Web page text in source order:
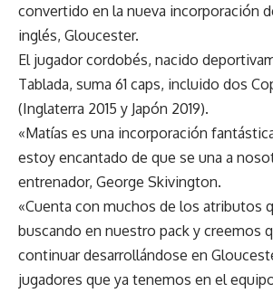
convertido en la nueva incorporación
inglés, Gloucester.
El jugador cordobés, nacido
Tablada, suma 61 caps, incluido dos
(Inglaterra 2015 y Japón 2019).
«Matías es una incorporación
estoy encantado de que se una a
entrenador, George Skivington.
«Cuenta con muchos de los atributos
buscando en nuestro pack y creemos
continuar desarrollándose en
jugadores que ya tenemos en el